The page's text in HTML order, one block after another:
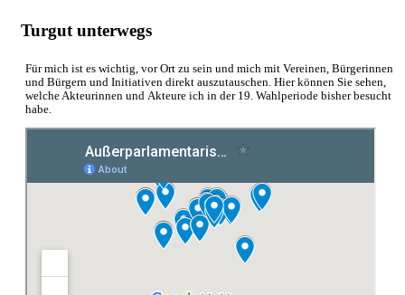
Turgut unterwegs
Für mich ist es wichtig, vor Ort zu sein und mich mit Vereinen, Bürgerinnen
und Bürgern und Initiativen direkt auszutauschen. Hier können Sie sehen,
welche Akteurinnen und Akteure ich in der 19. Wahlperiode bisher besucht
habe.